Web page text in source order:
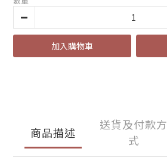
加入購物車
商品描述
送貨及付款方
式